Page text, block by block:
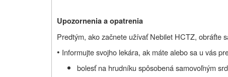
Upozornenia a opatrenia
Predtým, ako začnete užívať Nebilet HCTZ, obráťte
• Informujte svojho lekára, ak máte alebo sa u vás
bolesť na hrudníku spôsobená samovoľným